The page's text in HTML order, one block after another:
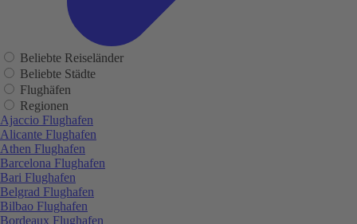
Beliebte Reiseländer
Beliebte Städte
Flughäfen
Regionen
Ajaccio Flughafen
Alicante Flughafen
Athen Flughafen
Barcelona Flughafen
Bari Flughafen
Belgrad Flughafen
Bilbao Flughafen
Bordeaux Flughafen